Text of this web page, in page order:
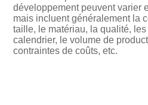
développement peuvent varier
mais incluent généralement la
taille, le matériau, la qualité,
calendrier, le volume de
contraintes de coûts, etc.